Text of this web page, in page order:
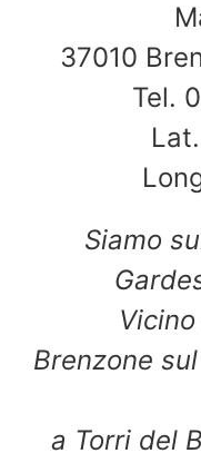
37010
Tel.
Siamo
Brenzone
a Torri del